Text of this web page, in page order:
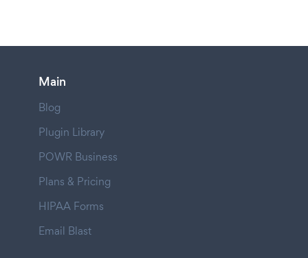
Main
Blog
Plugin Library
POWR Business
Plans & Pricing
HIPAA Forms
Email Blast